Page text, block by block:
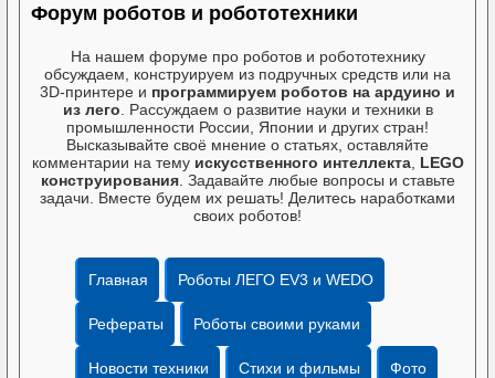
Форум роботов и робототехники
На нашем форуме про роботов и робототехнику
обсуждаем, конструируем из подручных средств или на
3D-принтере и программируем роботов на ардуино и
из лего . Рассуждаем о развитие науки и техники в
промышленности России, Японии и других стран!
Высказывайте своё мнение о статьях, оставляйте
комментарии на тему искусственного интеллекта, LEGO
конструирования. Задавайте любые вопросы и ставьте
задачи. Вместе будем их решать! Делитесь наработками
своих роботов!
Главная Роботы ЛЕГО EV3 и WEDO
Рефераты Роботы своими руками
Новости техники Стихи и фильмы Фото